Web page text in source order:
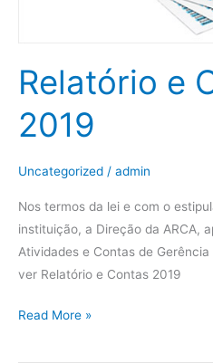
Relatório e
2019
Uncategorized / admin
Nos termos da lei e com o
instituição, a Direção da ARCA,
Atividades e Contas de
ver Relatório e Contas 2019
Read More »